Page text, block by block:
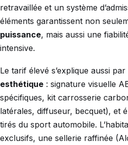
retravaillée et un système
éléments garantissent non
puissance, mais aussi une
intensive.
Le tarif élevé s’explique aussi par
esthétique : signature visuelle
spécifiques, kit carrosserie
latérales, diffuseur, becquet), et
tirés du sport automobile.
exclusifs, une sellerie raffinée